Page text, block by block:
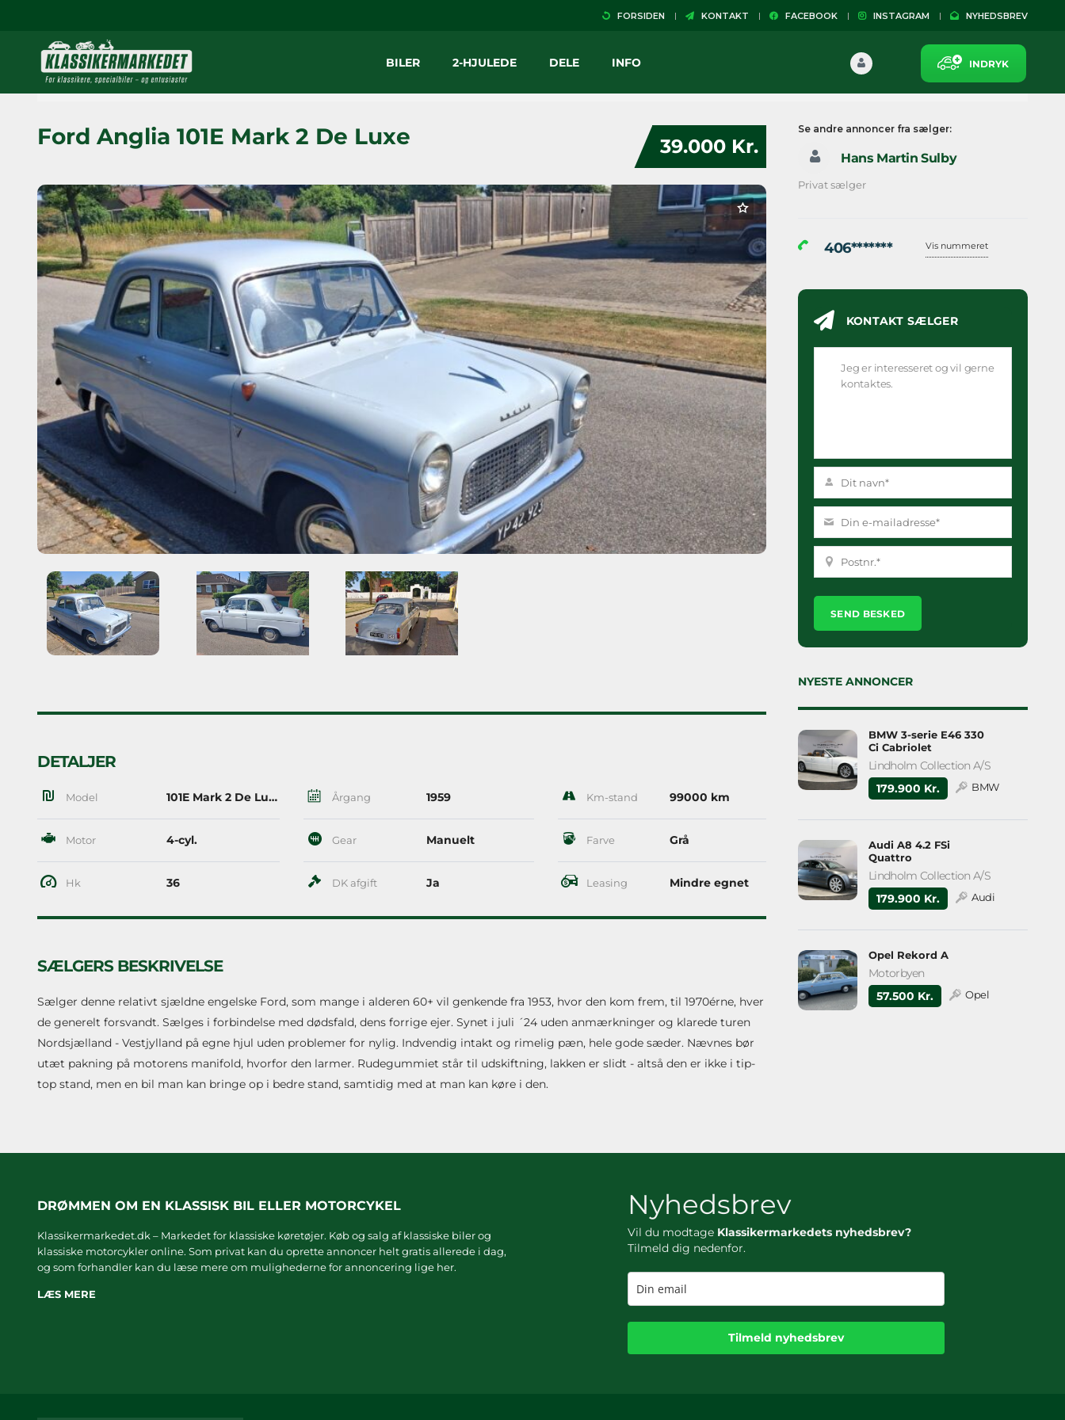
FORSIDEN KONTAKT FACEBOOK INSTAGRAM NYHEDSBREV
INDRYK
BILER 2-HJULEDE DELE INFO
39.000 Kr.
Ford Anglia 101E Mark 2 De Luxe
DETALJER
Model 101E Mark 2 De Luxe Årgang 1959 Km-stand 99000 km
Motor 4-cyl. Gear Manuelt Farve Grå
Hk 36 DK afgift Ja Leasing Mindre egnet
SÆLGERS BESKRIVELSE
Sælger denne relativt sjældne engelske Ford, som mange i alderen 60+ vil genkende fra 1953, hvor den kom frem, til 1970érne, hver
de generelt forsvandt. Sælges i forbindelse med dødsfald, dens forrige ejer. Synet i juli ´24 uden anmærkninger og klarede turen
Nordsjælland - Vestjylland på egne hjul uden problemer for nylig. Indvendig intakt og rimelig pæn, hele gode sæder. Nævnes bør
utæt pakning på motorens manifold, hvorfor den larmer. Rudegummiet står til udskiftning, lakken er slidt - altså den er ikke i tip-
top stand, men en bil man kan bringe op i bedre stand, samtidig med at man kan køre i den.
Se andre annoncer fra sælger:
Hans Martin Sulby
Privat sælger
406******* Vis nummeret
KONTAKT SÆLGER
Please
leave
empty.
NYESTE ANNONCER
BMW 3-serie E46 330
Ci Cabriolet
Lindholm Collection A/S
179.900 Kr.
BMW
Audi A8 4.2 FSi
Quattro
Lindholm Collection A/S
179.900 Kr.
Audi
Opel Rekord A
Motorbyen
57.500 Kr.
Opel
DRØMMEN OM EN KLASSISK BIL ELLER MOTORCYKEL
Klassikermarkedet.dk – Markedet for klassiske køretøjer. Køb og salg af klassiske biler og
klassiske motorcykler online. Som privat kan du oprette annoncer helt gratis allerede i dag,
og som forhandler kan du læse mere om mulighederne for annoncering lige her.
LÆS MERE
Nyhedsbrev
Vil du modtage Klassikermarkedets nyhedsbrev?
Tilmeld dig nedenfor.
Tilmeld nyhedsbrev